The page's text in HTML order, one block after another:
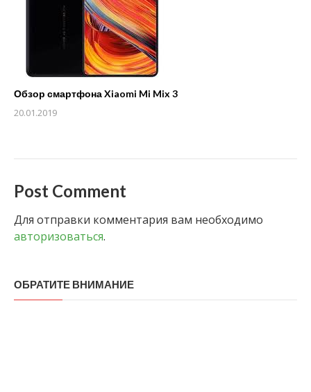
Обзор смартфона Xiaomi Mi Mix 3
20.01.2019
Post Comment
Для отправки комментария вам необходимо
авторизоваться.
ОБРАТИТЕ ВНИМАНИЕ